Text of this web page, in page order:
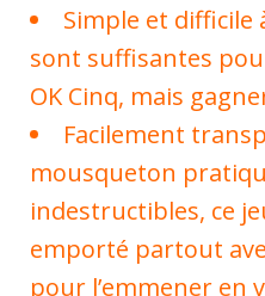
Simple et difficile
sont suffisantes
OK Cinq, mais
Facilement
mousqueton
indestructibles, ce
emporté partout
pour l’emmener en